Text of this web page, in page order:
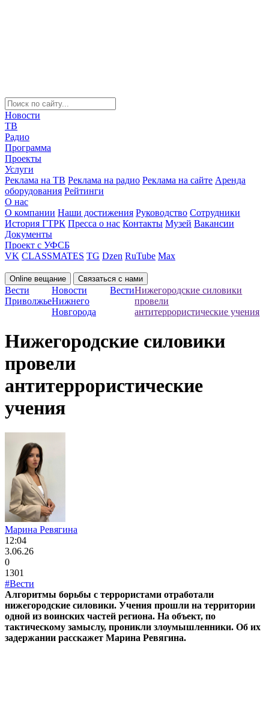
Новости
ТВ
Радио
Программа
Проекты
Услуги
Реклама на ТВ Реклама на радио Реклама на сайте Аренда
оборудования Рейтинги
О нас
О компании Наши достижения Руководство Сотрудники
История ГТРК Пресса о нас Контакты Музей Вакансии
Документы
Проект с УФСБ
VK CLASSMATES TG Dzen RuTube Max
Online вещание Связаться с нами
Вести
Приволжье
Новости
Нижнего
Новгорода
ВестиНижегородские силовики
провели
антитеррористические учения
Нижегородские силовики
провели
антитеррористические
учения
Марина Ревягина
12:04
3.06.26
0
1301
#Вести
Алгоритмы борьбы с террористами отработали
нижегородские силовики. Учения прошли на территории
одной из воинских частей региона. На объект, по
тактическому замыслу, проникли злоумышленники. Об их
задержании расскажет Марина Ревягина.